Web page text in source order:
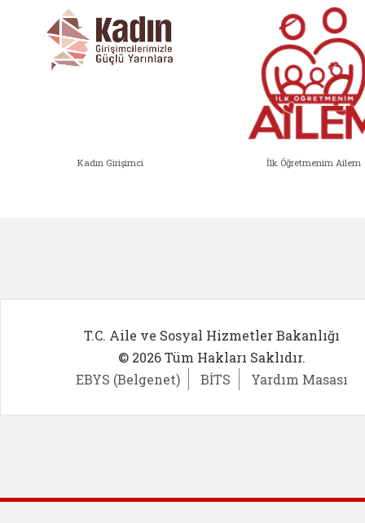
Kadın Girişimci İlk Öğretmenim Ailem
T.C. Aile ve Sosyal Hizmetler Bakanlığı
© 2026 Tüm Hakları Saklıdır.
EBYS (Belgenet)
BİTS Yardım Masası